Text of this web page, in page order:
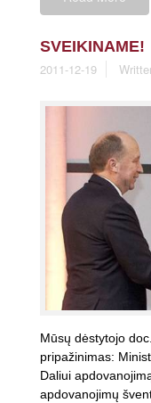
SVEIKINAME!
2011-12-19
Mūsų dėstytojo
pripažinimas:
Daliui
apdovanojimų